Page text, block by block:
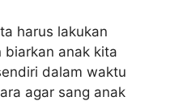
harus lakukan
biarkan anak kita
dalam waktu
agar sang anak